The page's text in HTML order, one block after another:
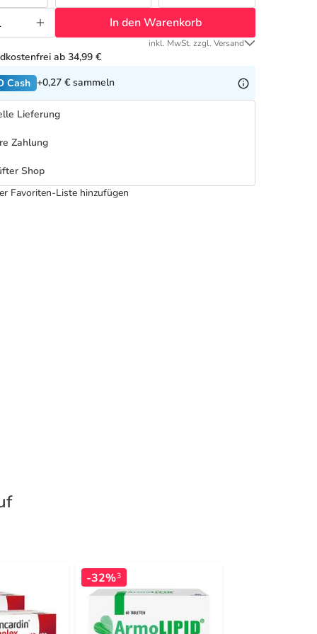
In den Warenkorb
inkl. MwSt. zzgl. Versand
ab 34,99 €
Cash +0,27 € sammeln
Lieferung
Zahlung
Shop
Favoriten-Liste hinzufügen
-32%3